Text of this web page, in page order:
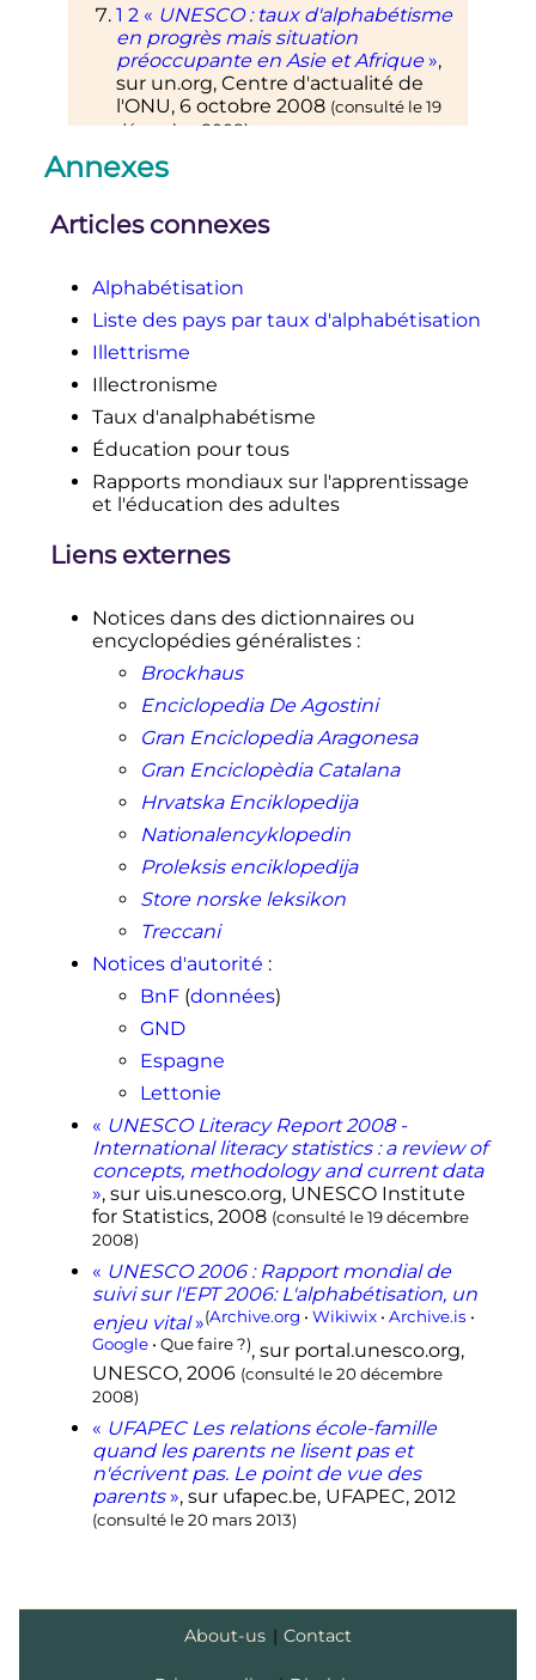
1 2 « UNESCO : taux d'alphabétisme
en progrès mais situation
préoccupante en Asie et Afrique »,
sur un.org, Centre d'actualité de
l'ONU, 6 octobre 2008 (consulté le19
décembre 2008).
↑Unesco Literacy Report 2008
Cet article est partiellement
l'éducation 2022 - Rapport sur
l'égalité des genres :
Approfondir le débat sur les
enfants et les jeunes encore
laissés de côté
Rapport mondial de suivi sur
l’éducation de l'UNESCO, le
texte ayant été placé par
l’auteur ou le responsable de
publication sous la licence
partage à l'identique
licence compatible.
Annexes
Articles connexes
Alphabétisation
Liste des pays par taux d'alphabétisation
Illettrisme
Illectronisme
Taux d'analphabétisme
Éducation pour tous
Rapports mondiaux sur l'apprentissage
et l'éducation des adultes
Liens externes
Notices dans des dictionnaires ou
encyclopédies généralistes:
Brockhaus
Enciclopedia De Agostini
Gran Enciclopedia Aragonesa
Gran Enciclopèdia Catalana
Hrvatska Enciklopedija
Nationalencyklopedin
Proleksis enciklopedija
Store norske leksikon
Treccani
Notices d'autorité :
BnF(données)
GND
Espagne
Lettonie
« UNESCO Literacy Report 2008 -
International literacy statistics : a review of
concepts, methodology and current data
», sur uis.unesco.org, UNESCO Institute
for Statistics, 2008 (consulté le19 décembre
2008)
« UNESCO 2006 : Rapport mondial de
suivi sur l'EPT 2006: L'alphabétisation, un
enjeu vital»(Archive.org • Wikiwix• Archive.is •
Google• Que faire ?), sur portal.unesco.org,
UNESCO, 2006 (consulté le20 décembre
2008)
« UFAPEC Les relations école-famille
quand les parents ne lisent pas et
n'écrivent pas. Le point de vue des
parents», sur ufapec.be, UFAPEC, 2012
(consulté le20 mars 2013)
About-us | Contact